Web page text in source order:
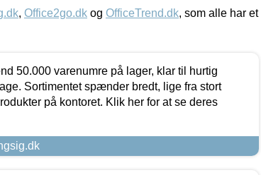
, Office2go.dk og OfficeTrend.dk, som alle har et
50.000 varenumre på lager, klar til hurtig
Sortimentet spænder bredt, lige fra stort
på kontoret. Klik her for at se deres